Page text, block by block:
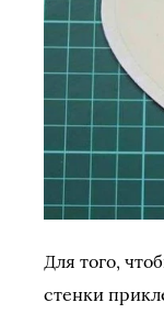
Для того,
стенки